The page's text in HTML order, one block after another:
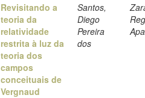
Revisitando a
teoria da
relatividade
restrita à luz da
teoria dos
campos
conceituais de
Vergnaud
Santos,
Diego
Pereira
dos